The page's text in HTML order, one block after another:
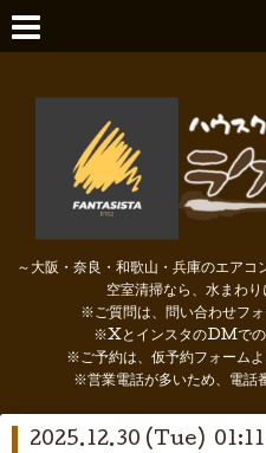
～大阪・奈良・和歌山・兵庫のエアコ
空室清掃なら、水まわ
※ご質問は、問い合わせフォ
※XとインスタのDMでの
※ご予約は、仮予約フォームよ
※営業電話が多いため、電話
2025.12.30 (Tue) 01:11